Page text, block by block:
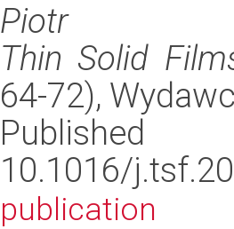
Piotr
Thin Solid
64-72),
Published
10.1016/
publication